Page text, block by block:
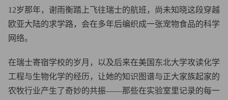
12岁那年，谢雨衡踏上飞往瑞士的航班，尚未知晓这段穿越
欧亚大陆的求学路，会在多年后编织成一张宠物食品的科学
网络。
在瑞士寄宿学校的岁月，以及后来在美国东北大学攻读化学
工程与生物化学的经历，让她的知识图谱与正大家族起家的
农牧行业产生了奇妙的共振——那些在实验室里记录的每一